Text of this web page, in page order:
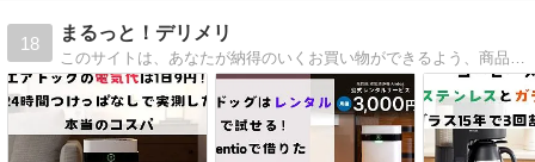
18
まるっと！デリメリ